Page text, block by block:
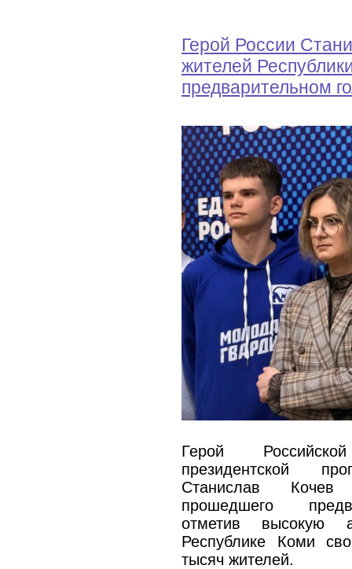
Герой России
жителей
предварительном
Герой
президентской
Станислав Кочев
прошедшего
отметив высокую
Республике Коми
тысяч жителей.